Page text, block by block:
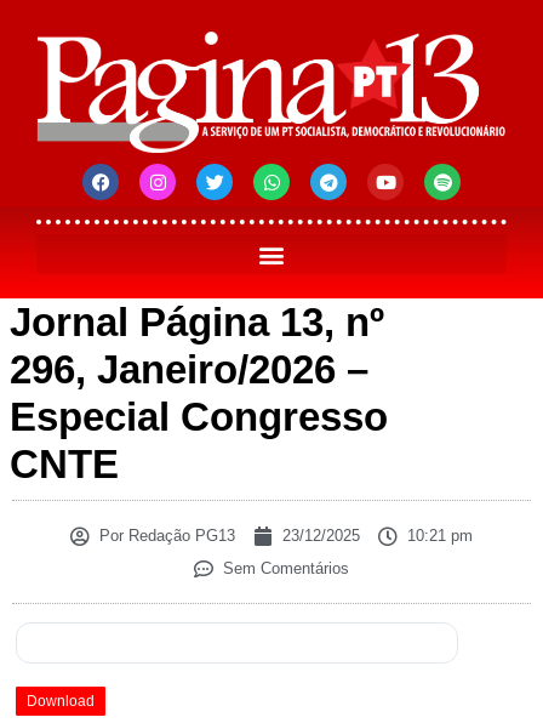
Jornal Página 13, nº
296, Janeiro/2026 –
Especial Congresso
CNTE
Por Redação PG13 23/12/2025
10:21 pm
Sem Comentários
Download